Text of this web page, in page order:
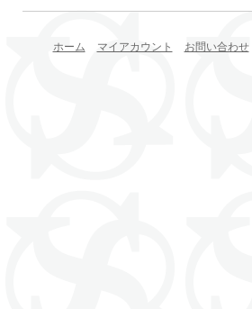
ホーム マイアカウント お問い合わせ